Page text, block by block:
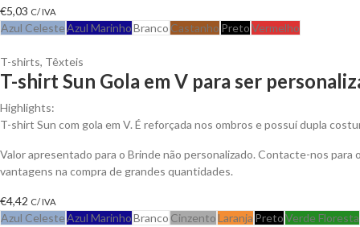
€5,03 C/ IVA
Azul CelesteAzul MarinhoBranco Castanho PretoVermelho
T-shirts, Têxteis
T-shirt Sun Gola em V para ser
Highlights:
T-shirt Sun com gola em V. É reforçada nos ombros e possuí dupla
Valor apresentado para o Brinde não personalizado. Contacte-nos para
vantagens na compra de grandes quantidades.
€4,42 C/ IVA
Azul CelesteAzul MarinhoBranco CinzentoLaranja PretoVerde Floresta